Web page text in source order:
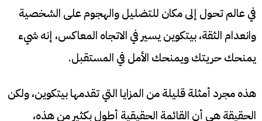
في عالم تحول إلى مكان للتضليل والهجوم على الشخصية
وانعدام الثقة، بيتكوين يسير في الاتجاه المعاكس، إنه شيء
يمنحك حريتك ويمنحك الأمل في المستقبل.
هذه مجرد أمثلة قليلة من المزايا التي تقدمها بيتكوين، ولكن
الحقيقة هي أن القائمة الحقيقية أطول بكثير من هذه،